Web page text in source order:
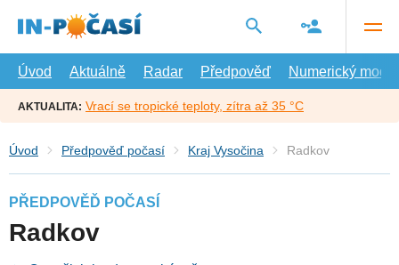
hlavní
Úvod
Aktuálně Radar Předpověď Numerický model
AKTUALITA: Vrací se tropické teploty, zítra až 35 °C
Úvod Předpověď počasí Kraj Vysočina Radkov
PŘEDPOVĚĎ POČASÍ
Radkov